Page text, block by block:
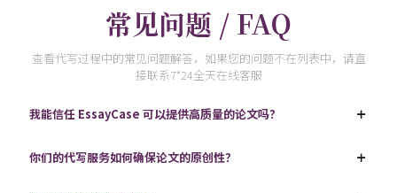
常见问题 / FAQ
查看代写过程中的常见问题解答，如果您的问题不在列表中，请直
接联系7*24全天在线客服
我能信任 EssayCase 可以提供高质量的论文吗？
你们的代写服务如何确保论文的原创性？